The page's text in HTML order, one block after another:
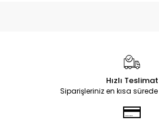
Hızlı Teslimat
Siparişleriniz en kısa sürede